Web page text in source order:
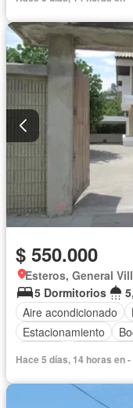
$ 550.000
Esteros, General
5 Dormitorios
Aire acondicionado
Estacionamiento
Seguridad
Hace 5 días, 14 horas en